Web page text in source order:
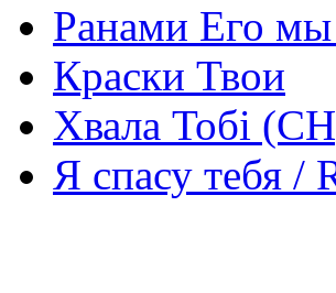
Ранами Его мы
Краски Твои
Хвала Тобі
Я спасу тебя /